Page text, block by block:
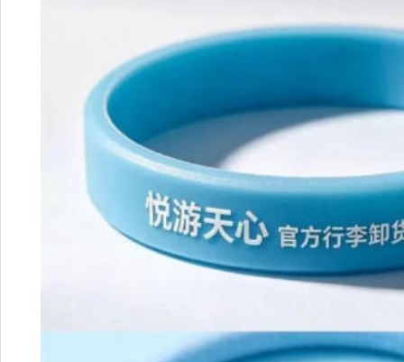
更贴心的是不止存行李，天
出“暖‘星’启程，悦游天心”系列